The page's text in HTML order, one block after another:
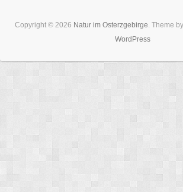
Copyright © 2026 Natur im Osterzgebirge . Theme by
WordPress